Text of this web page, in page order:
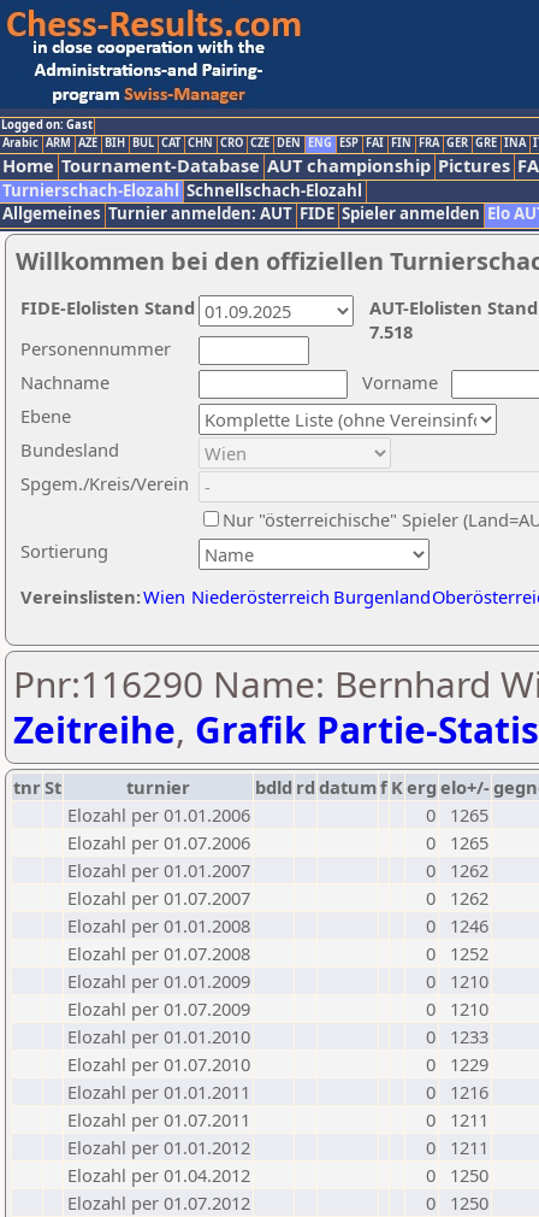
Logged on: Gast
Arabic ARM AZE BIH BUL CAT CHN CRO CZE DEN ENG ESP FAI FIN FRA GER GRE INA
Home Tournament-Database AUT championship Pictures
Turnierschach-Elozahl Schnellschach-Elozahl
Allgemeines Turnier anmelden: AUT FIDE Spieler anmelden Elo
Willkommen bei den offiziellen
Nachname
Vorname
Ebene
Sortierung
Personennummer
Bundesland
Spgem./Kreis/Verein
Nur "österreichische" Spieler
Vereinslisten:Wien Niederösterreich Burgenland
AUT-Elolisten
7.518
FIDE-Elolisten Stand
Pnr:116290 Name: Bernhard
Zeitreihe, Grafik Partie-
tnrSt turnier bdld rd datumf Kerg elo+/-
Elozahl per 01.01.2006
0
1265
Elozahl per 01.07.2006
0
1265
Elozahl per 01.01.2007
0
1262
Elozahl per 01.07.2007
0
1262
Elozahl per 01.01.2008
0
1246
Elozahl per 01.07.2008
0
1252
Elozahl per 01.01.2009
0
1210
Elozahl per 01.07.2009
0
1210
Elozahl per 01.01.2010
0
1233
Elozahl per 01.07.2010
0
1229
Elozahl per 01.01.2011
0
1216
Elozahl per 01.07.2011
0
1211
Elozahl per 01.01.2012
0
1211
Elozahl per 01.04.2012
0
1250
Elozahl per 01.07.2012
0
1250